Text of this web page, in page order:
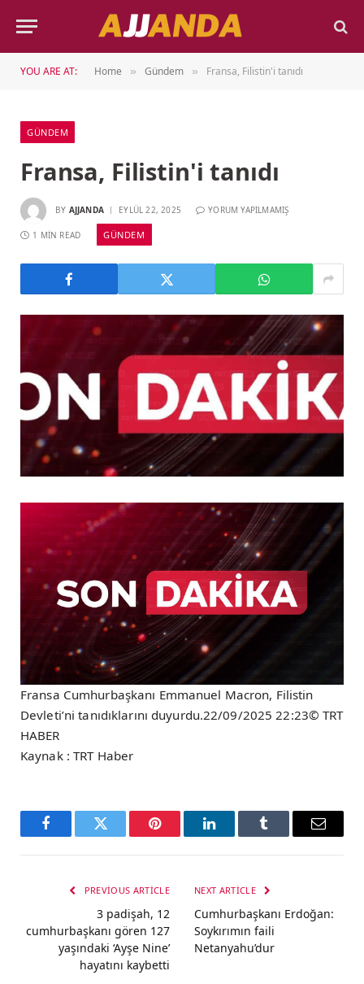
YOU ARE AT: Home » Gündem » Fransa, Filistin'i tanıdı
GÜNDEM
Fransa, Filistin'i tanıdı
BY AJJANDA EYLÜL 22, 2025 YORUM YAPILMAMIŞ
1 MIN READ GÜNDEM
Fransa Cumhurbaşkanı Emmanuel Macron, Filistin
Devleti’ni tanıdıklarını duyurdu.22/09/2025 22:23© TRT
HABER
Kaynak : TRT Haber
FacebookTwitter Pinterest LinkedInTumblr Email
PREVIOUS ARTICLE
3 padişah, 12
cumhurbaşkanı gören 127
yaşındaki ‘Ayşe Nine’
hayatını kaybetti
NEXT ARTICLE
Cumhurbaşkanı Erdoğan:
Soykırımın faili
Netanyahu’dur